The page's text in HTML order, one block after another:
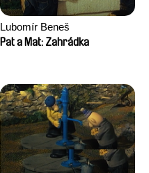
Lubomír Beneš
Pat a Mat: Zahrádka